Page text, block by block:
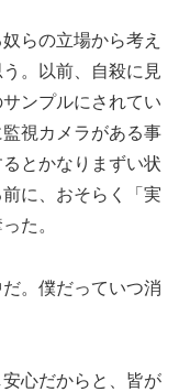
らの立場から考え
。以前、自殺に見
ンプルにされてい
視カメラがある事
とかなりまずい状
に、おそらく「実
た。
。僕だっていつ消
心だからと、皆が